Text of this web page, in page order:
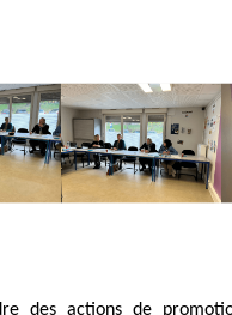
des actions de